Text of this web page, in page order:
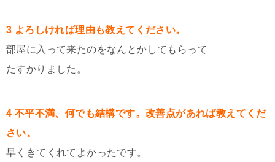
3 よろしければ理由も教えてください。
部屋に入って来たのをなんとかしてもらって
たすかりました。
4 不平不満、何でも結構です。改善点があれば教えてくだ
さい。
早くきてくれてよかったです。